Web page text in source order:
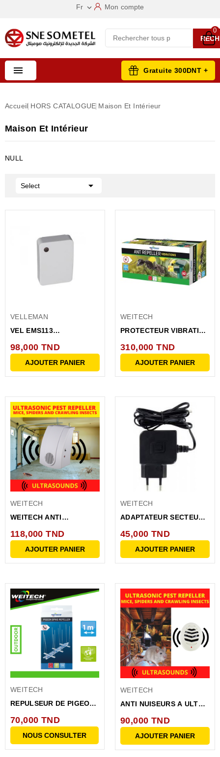
Fr  Mon compte
0
 Gratuite 300DNT +
Accueil HORS CATALOGUE Maison Et Intérieur
Maison Et Intérieur
NULL
Select 
VELLEMAN
VEL EMS113
98,000 TND
AJOUTER PANIER
WEITECH
PROTECTEUR VIBRATION
310,000 TND
AJOUTER PANIER
WEITECH
WEITECH ANTI
SONS 60M
118,000 TND
AJOUTER PANIER
WEITECH
ADAPTATEUR SECTEUR
45,000 TND
AJOUTER PANIER
WEITECH
REPULSEUR DE PIGEONS
70,000 TND
NOUS CONSULTER
WEITECH
ANTI NUISEURS A ULTRA
90,000 TND
AJOUTER PANIER